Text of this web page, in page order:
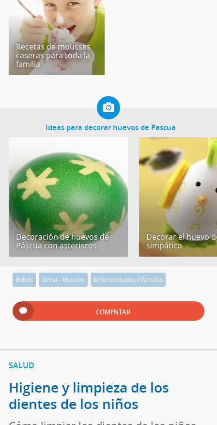
Recetas de mousses
caseras para toda la
familia
Ideas para decorar huevos de Pascua
Decoración de huevos de
Páscua con asteriscos
Decorar el huevo
simpático
Bebés Orina - Micción Enfermedades infantiles
COMENTAR
SALUD
Higiene y limpieza de los
dientes de los niños